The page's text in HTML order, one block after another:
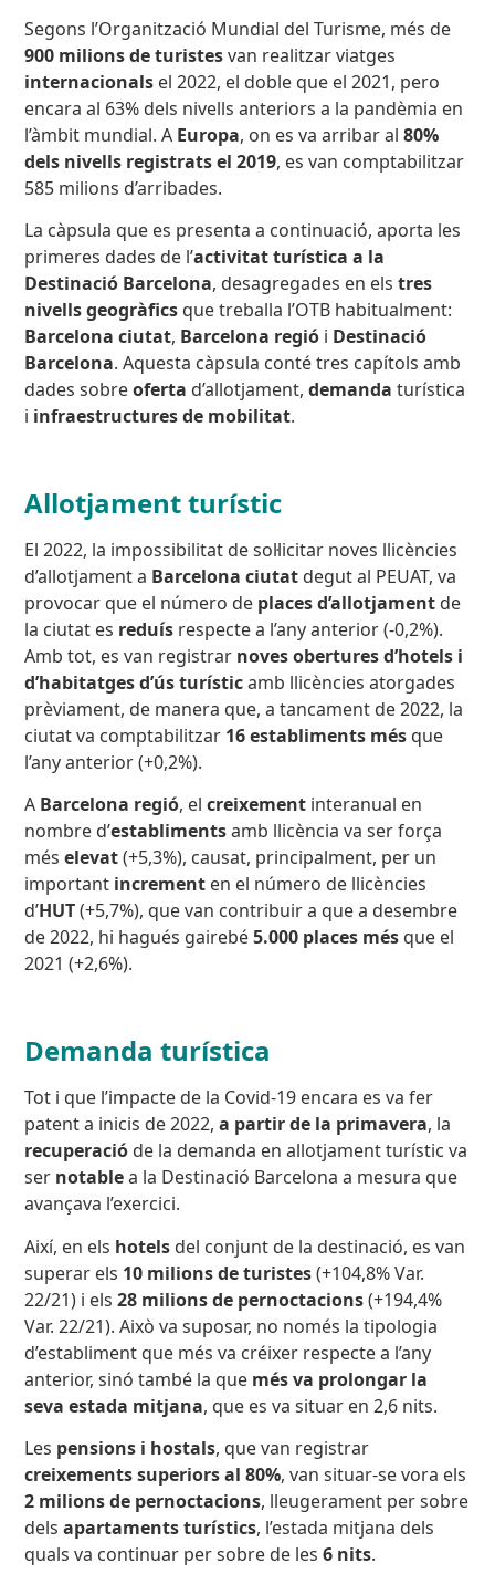
Segons l’Organització Mundial del Turisme, més de
900 milions de turistesvan realitzar viatges
internacionals el 2022, el doble que el 2021, pero
encara al 63% dels nivells anteriors a la pandèmia en
l’àmbit mundial. A Europa, on es va arribar al80%
dels nivells registrats el 2019, es van comptabilitzar
585 milions d’arribades.
La càpsula que es presenta a continuació, aporta les
primeres dades de l’activitat turística a la
Destinació Barcelona, desagregades en elstres
nivells geogràfics que treballa l’OTB habitualment:
Barcelona ciutat, Barcelona regió i Destinació
Barcelona. Aquesta càpsula conté tres capítols amb
dades sobreoferta d’allotjament,demanda turística
i infraestructures de mobilitat.
Allotjament turístic
El 2022, la impossibilitat de sol·licitar noves llicències
d’allotjament a Barcelona ciutat degut al PEUAT, va
provocar que el número de places d’allotjament de
la ciutat es reduís respecte a l’any anterior (-0,2%).
Amb tot, es van registrar noves obertures d’hotels i
d’habitatges d’ús turísticamb llicències atorgades
prèviament, de manera que, a tancament de 2022, la
ciutat va comptabilitzar 16 establiments més que
l’any anterior (+0,2%).
A Barcelona regió, elcreixement interanual en
nombre d’establimentsamb llicència va ser força
méselevat(+5,3%), causat, principalment, per un
important increment en el número de llicències
d’HUT(+5,7%), que van contribuir a que a desembre
de 2022, hi hagués gairebé5.000 places més que el
2021 (+2,6%).
Demanda turística
Tot i que l’impacte de la Covid-19 encara es va fer
patent a inicis de 2022,a partir de la primavera, la
recuperació de la demanda en allotjament turístic va
ser notablea la Destinació Barcelona a mesura que
avançava l’exercici.
Així, en els hotels del conjunt de la destinació, es van
superar els 10 milions de turistes(+104,8% Var.
22/21) i els28 milions de pernoctacions(+194,4%
Var. 22/21). Això va suposar, no només la tipologia
d’establiment que més va créixer respecte a l’any
anterior, sinó també la que més va prolongar la
seva estada mitjana, que es va situar en 2,6 nits.
Les pensions i hostals, que van registrar
creixements superiors al 80%, van situar-se vora els
2 milions de pernoctacions, lleugerament per sobre
delsapartaments turístics, l’estada mitjana dels
quals va continuar per sobre de les6 nits.